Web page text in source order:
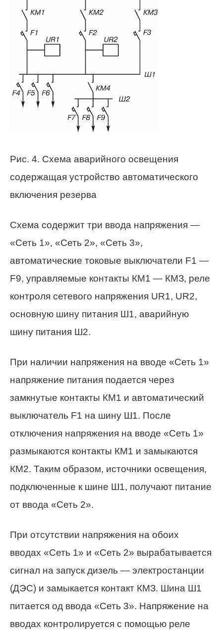
Рис. 4. Схема аварийного освещения
содержащая устройство автоматического
включения резерва
Схема содержит три ввода напряжения —
«Сеть 1», «Сеть 2», «Сеть 3»,
автоматические токовые выключатели F1 —
F9, управляемые контакты КМ1 — КМЗ, реле
контроля сетевого напряжения UR1, UR2,
основную шину питания Ш1, аварийную
шину питания Ш2.
При наличии напряжения на вводе «Сеть 1»
напряжение питания подается через
замкнутые контакты КМ1 и автоматический
выключатель F1 на шину Ш1. После
отключения напряжения на вводе «Сеть 1»
размыкаются контакты КМ1 и замыкаются
КМ2. Таким образом, источники освещения,
подключенные к шине Ш1, получают питание
от ввода «Сеть 2».
При отсутствии напряжения на обоих
вводах «Сеть 1» и «Сеть 2» вырабатывается
сигнал на запуск дизель — электростанции
(ДЭС) и замыкается контакт КМЗ. Шина Ш1
питается од ввода «Сеть 3». Напряжение на
вводах контролируется с помощью реле